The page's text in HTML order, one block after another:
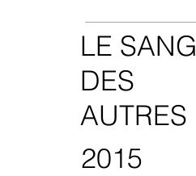
LE SANG
DES
AUTRES
2015